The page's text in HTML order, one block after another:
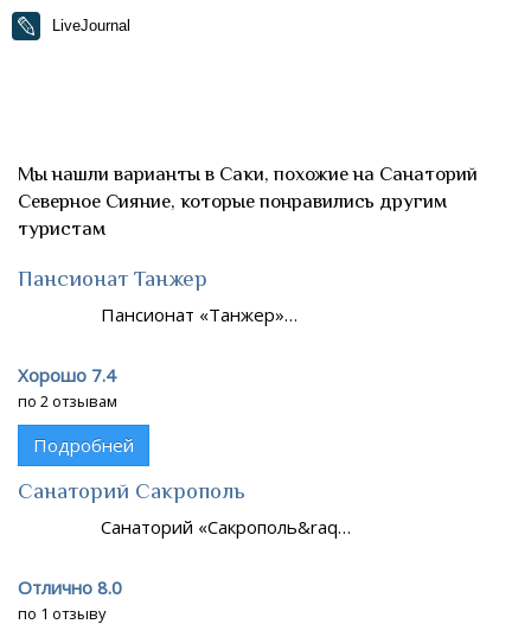
LiveJournal
Мы нашли варианты в Саки, похожие на Санаторий
Северное Сияние, которые понравились другим
туристам
Пансионат Танжер
Пансионат «Танжер»…
Хорошо 7.4
по 2 отзывам
Подробней
Санаторий Сакрополь
Санаторий «Сакрополь&raq…
Отлично 8.0
по 1 отзыву